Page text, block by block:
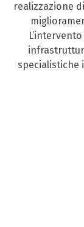
realizzazione
specialistiche